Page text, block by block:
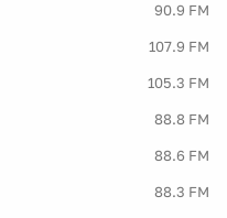
90.9 FM
107.9 FM
105.3 FM
88.8 FM
88.6 FM
88.3 FM